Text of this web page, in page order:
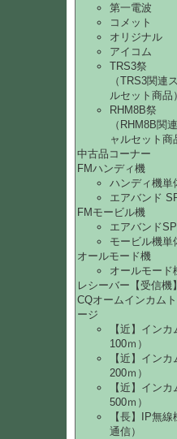
第一電波
コメット
オリジナル
アイコム
TRS3祭
（TRS3関連
ルセット商品）
RHM8B祭
（RHM8B関
ャルセット商
中古品コーナー
FMハンディ機
ハンディ機単
エアバンド
FMモービル機
エアバンド
モービル機単
オールモード機
オールモード
レシーバー【受信機】
CQオームインカム
ージ
【近】インカ
100ｍ）
【近】インカ
200ｍ）
【近】インカ
500ｍ）
【長】IP無線
通信）